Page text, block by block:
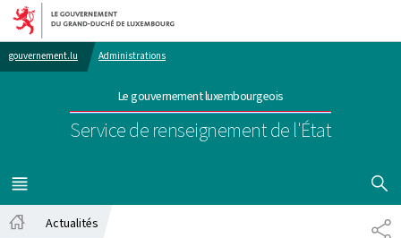
Aller au menu principal
Aller au contenu
gouvernement.lu Administrations
Le gouvernement luxembourgeois
Service de renseignement de l'État
MENU
PRINCIPAL
Actualités